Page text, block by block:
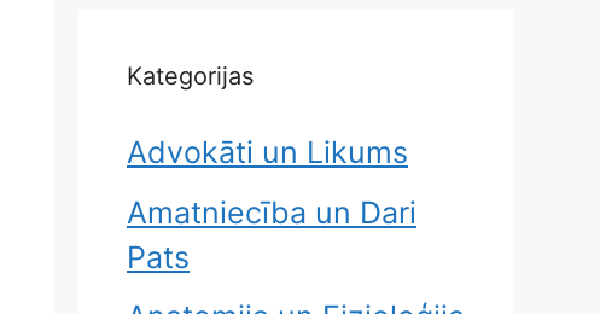
Kategorijas
Advokāti un Likums
Amatniecība un Dari
Pats